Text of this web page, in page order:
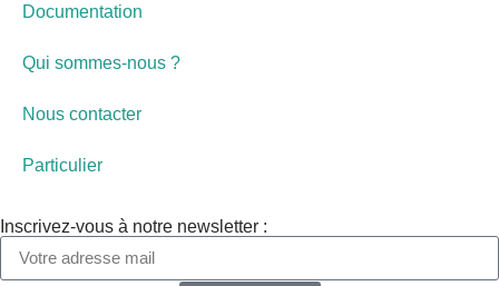
Documentation
Qui sommes-nous ?
Nous contacter
Particulier
Inscrivez-vous à notre newsletter :